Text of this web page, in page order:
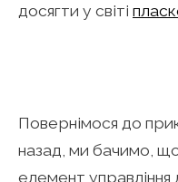
досягти у світі
Повернімося до
назад, ми бачимо,
елемент управління